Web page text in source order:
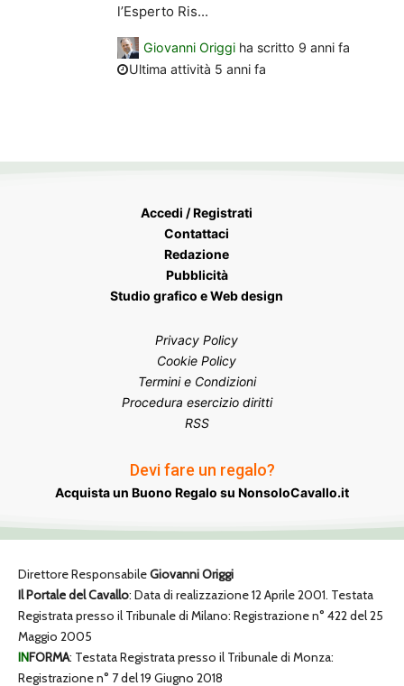
l’Esperto Ris...
Giovanni Origgiha scritto 9 anni fa
Ultima attività 5 anni fa
Accedi / Registrati
Contattaci
Redazione
Pubblicità
Studio grafico e Web design
Privacy Policy
Cookie Policy
Termini e Condizioni
Procedura esercizio diritti
RSS
Devi fare un regalo?
Acquista un Buono Regalo su NonsoloCavallo.it
Direttore ResponsabileGiovanni Origgi
Il Portale del Cavallo: Data di realizzazione 12 Aprile 2001. Testata
Registrata presso il Tribunale di Milano: Registrazione n° 422 del 25
Maggio 2005
INFORMA: Testata Registrata presso il Tribunale di Monza:
Registrazione n° 7 del 19 Giugno 2018